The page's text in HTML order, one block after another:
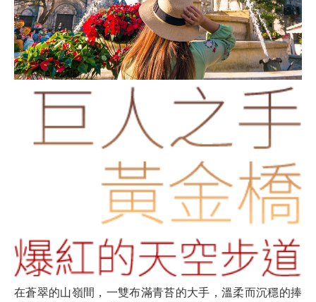
在蒼翠的山嶺間，一雙布滿青苔的大手，溫柔而沉穩的捧